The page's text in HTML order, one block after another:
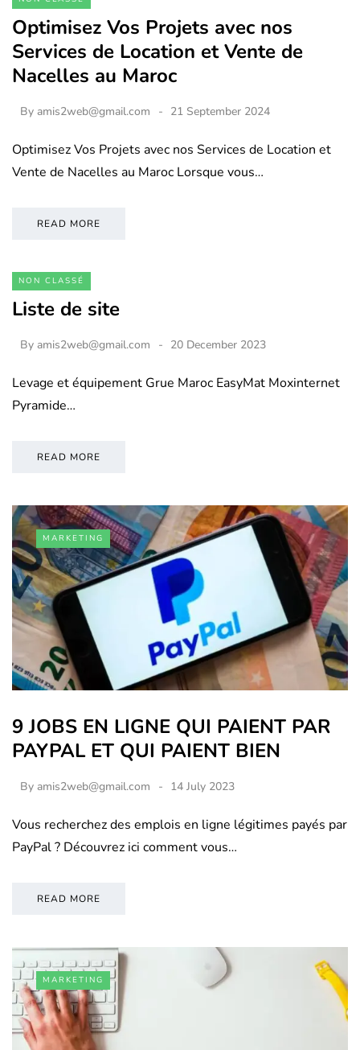
Optimisez Vos Projets avec nos
Services de Location et Vente de
Nacelles au Maroc
By amis2web@gmail.com 21 September 2024
Optimisez Vos Projets avec nos Services de Location et
Vente de Nacelles au Maroc Lorsque vous…
READ MORE
NON CLASSÉ
Liste de site
By amis2web@gmail.com 20 December 2023
Levage et équipement Grue Maroc EasyMat Moxinternet
Pyramide…
READ MORE
MARKETING
9 JOBS EN LIGNE QUI PAIENT PAR
PAYPAL ET QUI PAIENT BIEN
By amis2web@gmail.com 14 July 2023
Vous recherchez des emplois en ligne légitimes payés par
PayPal ? Découvrez ici comment vous…
READ MORE
MARKETING